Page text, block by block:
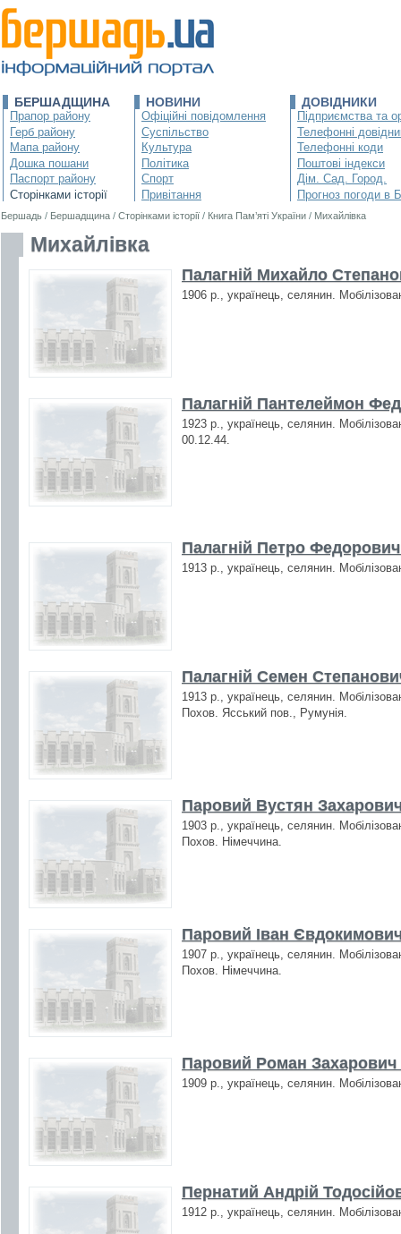
БЕРШАДЩИНА
Прапор району
Герб району
Мапа району
Дошка пошани
Паспорт району
Сторінками історії
НОВИНИ
Офіційні повідомлення
Суспільство
Культура
Політика
Спорт
Привітання
ДОВІДНИКИ
Підприємства та
Телефонні
Телефонні коди
Поштові індекси
Дім. Сад. Город.
Прогноз погоди в
Бершадь / Бершадщина / Сторінками історії / Книга Пам’яті України / Михайлівка
Михайлівка
Палагній Михайло
1906 р., українець, селянин.
Палагній Пантелеймон
1923 р., українець, селянин.
00.12.44.
Палагній Петро
1913 р., українець, селянин.
Палагній Семен
1913 р., українець, селянин.
Похов. Ясський пов., Румунія.
Паровий Вустян
1903 р., українець, селянин.
Похов. Німеччина.
Паровий Іван
1907 р., українець, селянин.
Похов. Німеччина.
Паровий Роман Захарович
1909 р., українець, селянин.
Пернатий Андрій
1912 р., українець, селянин.